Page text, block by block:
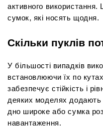
активного
сумок, які носять щодня.
Скільки пуклів
У більшості випадків
встановлюючи їх по
забезпечує стійкість і
деяких моделях додають
дно широке або сумка
навантаження.